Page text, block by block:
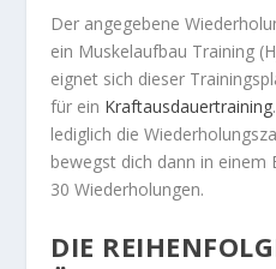
Der angegebene
ein Muskelaufbau Training
eignet sich dieser
für ein Kraftausdauertraining
lediglich die
bewegst dich dann in einem
30 Wiederholungen.
DIE